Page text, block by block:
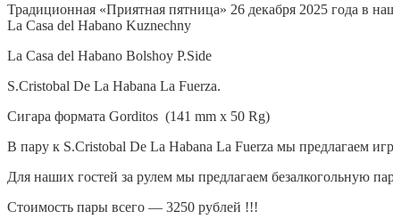
Традиционная «Приятная пятница» 26 декабря 2025 года в
La Casa del Habano Kuznechny
La Casa del Habano Bolshoy P.Side
S.Cristobal De La Habana La Fuerza.
Сигара формата Gorditos (141 mm x 50 Rg)
В пару к S.Cristobal De La Habana La Fuerza мы предлагаем
Для наших гостей за рулем мы предлагаем безалкогольную
Стоимость пары всего — 3250 рублей !!!